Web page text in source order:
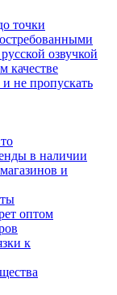
точки
озвучкой
качестве
не пропускать
в наличии
и
оптом
к